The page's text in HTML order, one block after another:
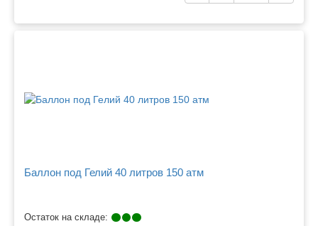
Баллон под Гелий 40 литров 150 атм
Остаток на складе: